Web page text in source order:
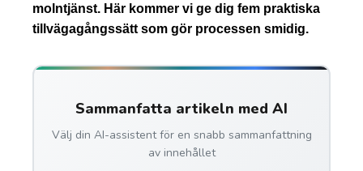
molntjänst. Här kommer vi ge dig fem praktiska
tillvägagångssätt som gör processen smidig.
Sammanfatta artikeln med AI
Välj din AI-assistent för en snabb sammanfattning
av innehållet